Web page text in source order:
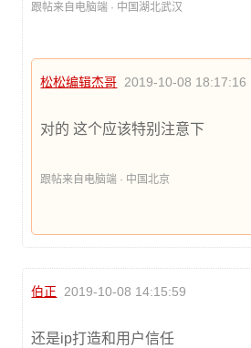
跟帖来自电脑端 · 中国湖北武汉
松松编辑杰哥 2019-10-08 18:17:16
对的 这个应该特别注意下
跟帖来自电脑端 · 中国北京
伯正 2019-10-08 14:15:59
还是ip打造和用户信任